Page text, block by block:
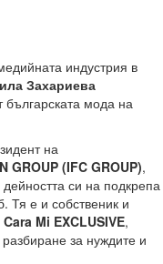
индустрия в
Захариева
българската мода на
на
GROUP (IFC GROUP),
си на подкрепа
Тя е и собственик и
Cara Mi EXCLUSIVE,
за нуждите и